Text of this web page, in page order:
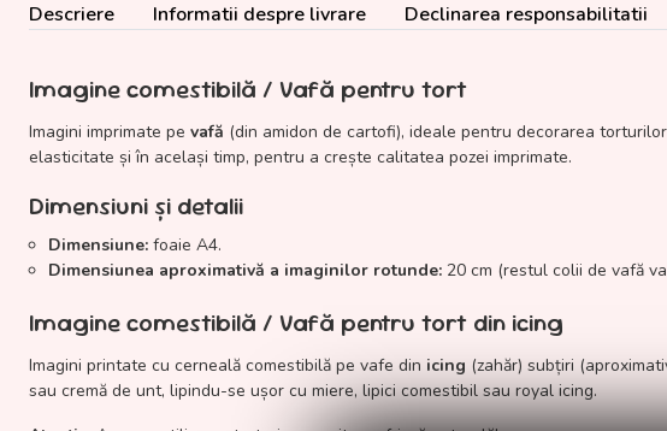
Descriere Informatii despre livrare Declinarea responsabilitatii
Imagine comestibilă / Vafă pentru tort
Imagini imprimate pe vafă (din amidon de cartofi), ideale pentru decorarea
elasticitate și în același timp, pentru a crește calitatea pozei imprimate.
Dimensiuni și detalii
Dimensiune: foaie A4.
Dimensiunea aproximativă a imaginilor rotunde: 20 cm (restul colii de vafă
Imagine comestibilă / Vafă pentru tort din icing
Imagini printate cu cerneală comestibilă pe vafe din icing (zahăr) subțiri
sau cremă de unt, lipindu-se ușor cu miere, lipici comestibil sau royal icing.